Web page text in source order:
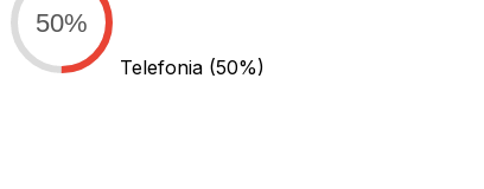
50%
Telefonia (50%)